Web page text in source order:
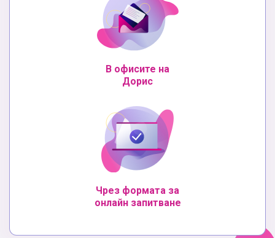
В офисите на
Дорис
Чрез формата за
онлайн запитване